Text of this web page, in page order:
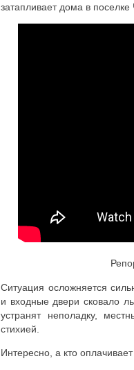
затапливает дома в поселке
Ситуация осложняется
и входные двери сковало
устранят неполадку,
стихией.
Интересно, а кто